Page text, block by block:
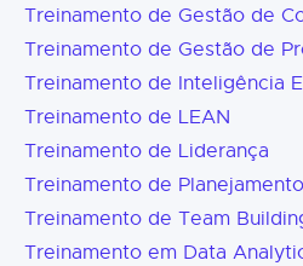
Treinamento de Gestão de
Treinamento de Gestão de
Treinamento de Inteligência
Treinamento de LEAN
Treinamento de Liderança
Treinamento de
Treinamento de Team
Treinamento em Data